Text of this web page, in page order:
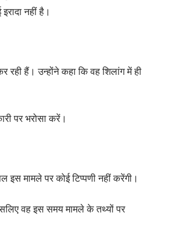
नहीं है।
रही हैं। उन्होंने कहा कि वह शिलांग में ही
पर भरोसा करें।
मामले पर कोई टिप्पणी नहीं करेंगी।
वह इस समय मामले के तथ्यों पर